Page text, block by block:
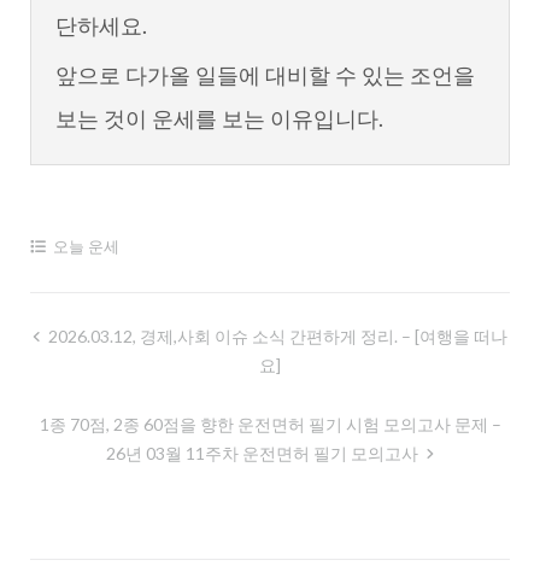
단하세요.
앞으로 다가올 일들에 대비할 수 있는 조언을
보는 것이 운세를 보는 이유입니다.
오늘 운세
글2026.03.12, 경제,사회 이슈 소식 간편하게 정리. – [여행을 떠나
요]
1종 70점, 2종 60점을 향한 운전면허 필기 시험 모의고사 문제 –
26년 03월 11주차 운전면허 필기 모의고사